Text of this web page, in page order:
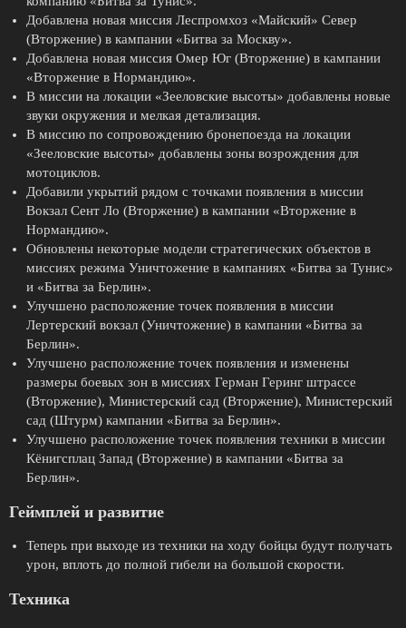
Добавлена новая миссия Леспромхоз «Майский» Север
(Вторжение) в кампании «Битва за Москву».
Добавлена новая миссия Омер Юг (Вторжение) в кампании
«Вторжение в Нормандию».
В миссии на локации «Зееловские высоты» добавлены новые
звуки окружения и мелкая детализация.
В миссию по сопровождению бронепоезда на локации
«Зееловские высоты» добавлены зоны возрождения для
мотоциклов.
Добавили укрытий рядом с точками появления в миссии
Вокзал Сент Ло (Вторжение) в кампании «Вторжение в
Нормандию».
Обновлены некоторые модели стратегических объектов в
миссиях режима Уничтожение в кампаниях «Битва за Тунис»
и «Битва за Берлин».
Улучшено расположение точек появления в миссии
Лертерский вокзал (Уничтожение) в кампании «Битва за
Берлин».
Улучшено расположение точек появления и изменены
размеры боевых зон в миссиях Герман Геринг штрассе
(Вторжение), Министерский сад (Вторжение), Министерский
сад (Штурм) кампании «Битва за Берлин».
Улучшено расположение точек появления техники в миссии
Кёнигсплац Запад (Вторжение) в кампании «Битва за
Берлин».
Геймплей и развитие
Теперь при выходе из техники на ходу бойцы будут получать
урон, вплоть до полной гибели на большой скорости.
Техника